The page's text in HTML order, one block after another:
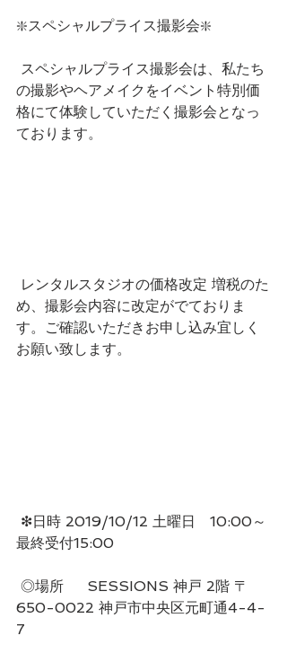
❇️スペシャルプライス撮影会❇️
の撮影やヘアメイクをイベント特別価
格にて体験していただく撮影会となっ
ております。
め、撮影会内容に改定がでておりま
す。ご確認いただきお申し込み宜しく
お願い致します。
最終受付15:00
650-0022 神戸市中央区元町通4-4-
7